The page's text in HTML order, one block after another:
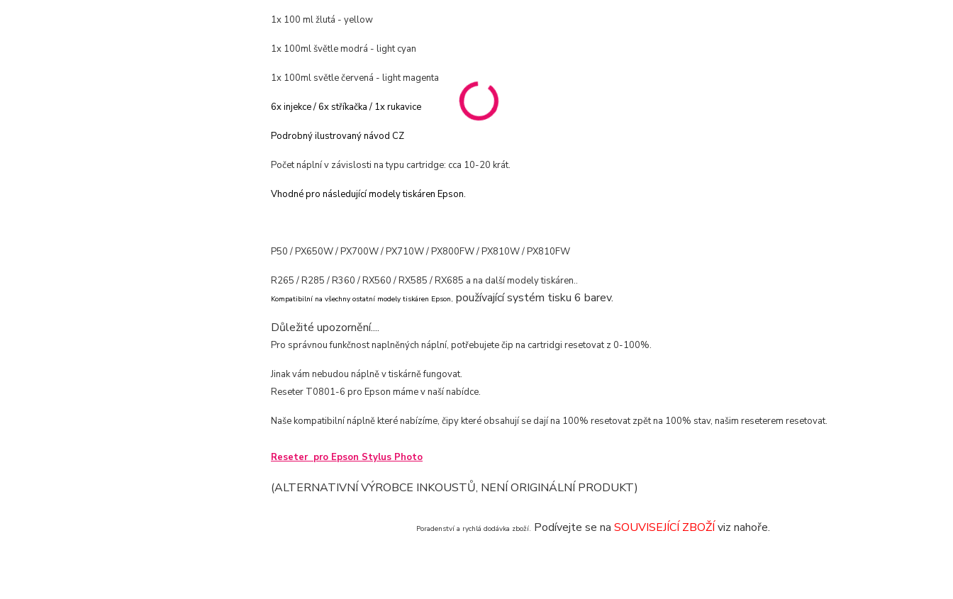
1x 100 ml žlutá - yellow
1x 100ml švětle modrá - light cyan
1x 100ml světle červená - light magenta
6x injekce / 6x stříkačka / 1x rukavice
Podrobný ilustrovaný návod CZ
Počet náplní v závislosti na typu cartridge: cca 10-20 krát.
Vhodné pro následující modely tiskáren Epson.
P50 / PX650W / PX700W / PX710W / PX800FW / PX810W / PX810FW
R265 / R285 / R360 / RX560 / RX585 / RX685 a na další modely tiskáren..
Kompatibilní na všechny ostatní modely tiskáren Epson, používající systém tisku 6 barev.
Důležité upozornění....
Pro správnou funkčnost naplněných náplní, potřebujete čip na cartridgi resetovat z 0-100%.
Jinak vám nebudou náplně v tiskárně fungovat.
Reseter T0801-6 pro Epson máme v naší nabídce.
Naše kompatibilní náplně které nabízíme, čipy které obsahují se dají na 100% resetovat zpět na 100% stav, našim reseterem resetovat.
Reseter pro Epson Stylus Photo
(ALTERNATIVNÍ VÝROBCE INKOUSTŮ, NENÍ ORIGINÁLNÍ PRODUKT)
Poradenství a rychlá dodávka zboží. Podívejte se naSOUVISEJÍCÍ ZBOŽÍ viz nahoře.